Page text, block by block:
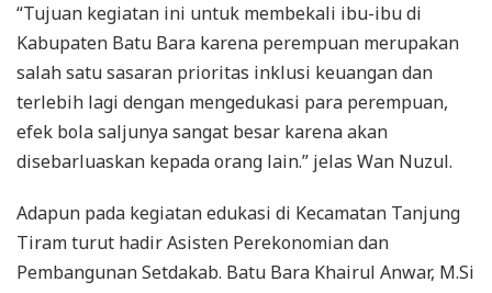
“Tujuan kegiatan ini untuk membekali ibu-ibu di
Kabupaten Batu Bara karena perempuan merupakan
salah satu sasaran prioritas inklusi keuangan dan
terlebih lagi dengan mengedukasi para perempuan,
efek bola saljunya sangat besar karena akan
disebarluaskan kepada orang lain.” jelas Wan Nuzul.
Adapun pada kegiatan edukasi di Kecamatan Tanjung
Tiram turut hadir Asisten Perekonomian dan
Pembangunan Setdakab. Batu Bara Khairul Anwar, M.Si